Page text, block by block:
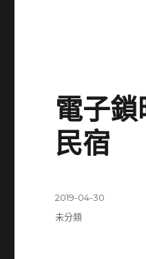
電子
民宿
發
佈
2019-04-30
分
未分類